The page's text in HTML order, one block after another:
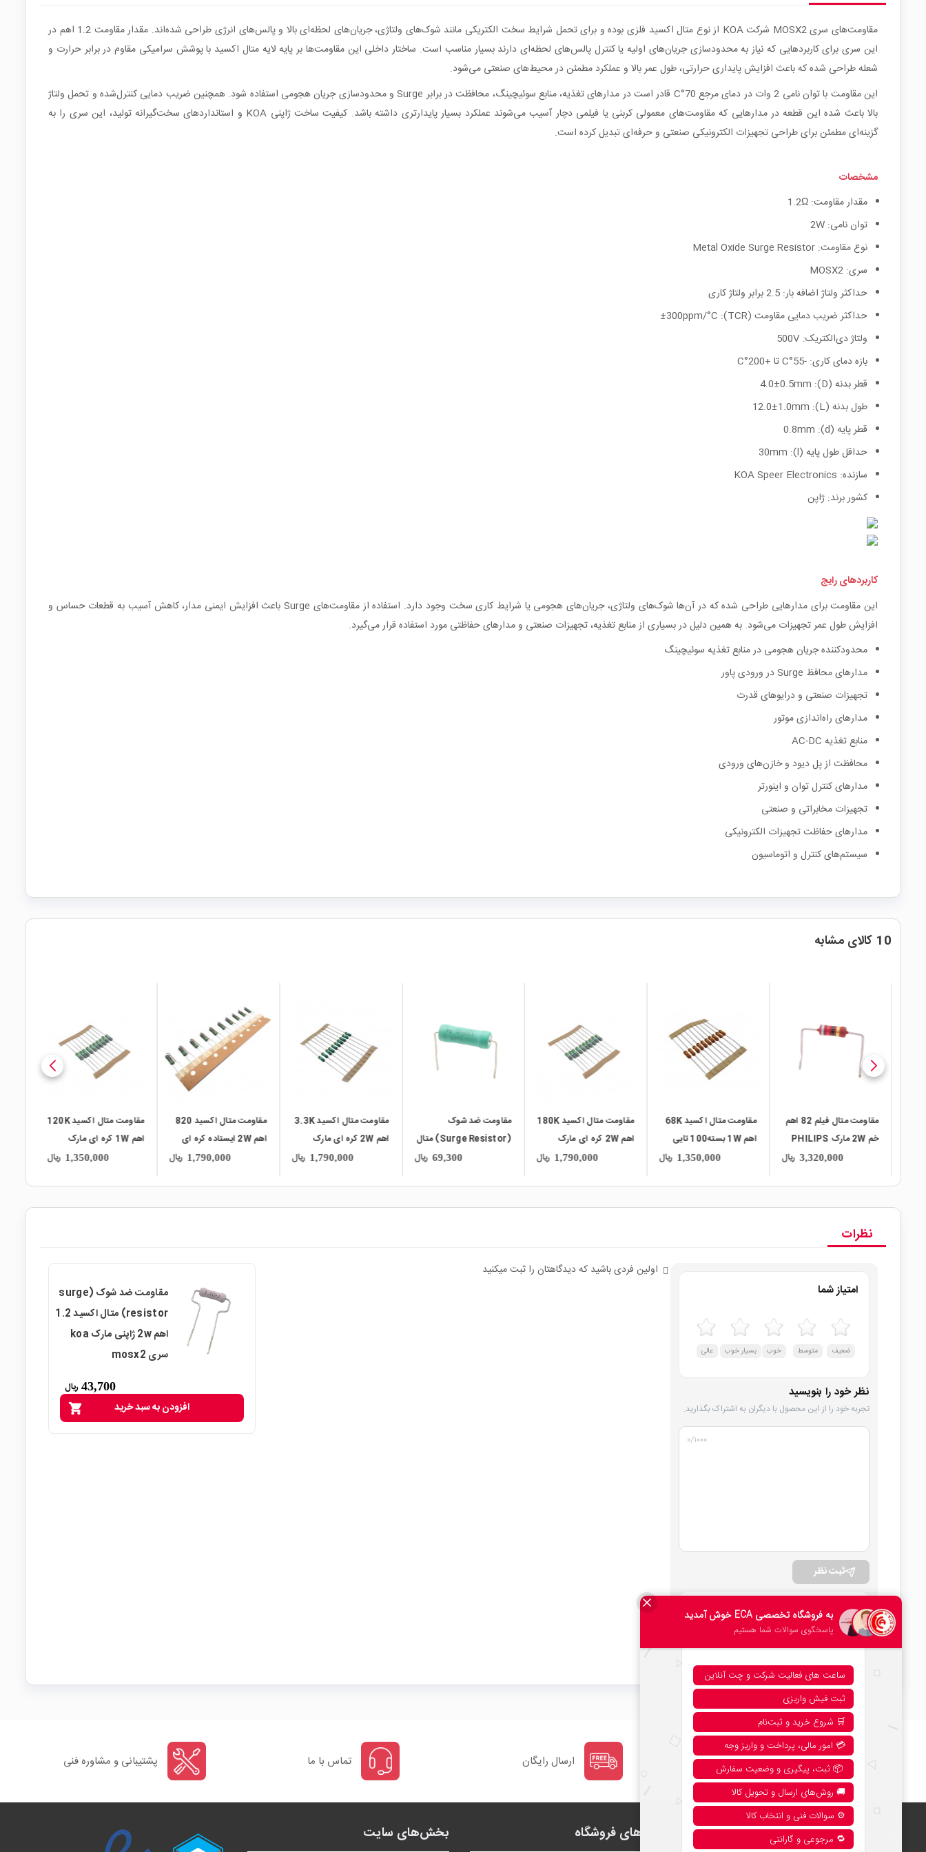
مقاومت‌های سری MOSX2 شرکت KOA از نوع متال اکسید فلزی بوده و برای تحمل شرایط سخت الکتریکی مانند شوک‌های ولتاژی، جریان‌های لحظه‌ای بالا و پالس‌های انرژی طراحی شده‌اند. مقدار مقاومت 1.2 اهم در
این سری برای کاربردهایی که نیاز به محدودسازی جریان‌های اولیه یا کنترل پالس‌های لحظه‌ای دارند بسیار مناسب است. ساختار داخلی این مقاومت‌ها بر پایه لایه متال اکسید با پوشش سرامیکی مقاوم در برابر حرارت و
شعله طراحی شده که باعث افزایش پایداری حرارتی، طول عمر بالا و عملکرد مطمئن در محیط‌های صنعتی می‌شود.
این مقاومت با توان نامی 2 وات در دمای مرجع 70°C قادر است در مدارهای تغذیه، منابع سوئیچینگ، محافظت در برابر Surge و محدودسازی جریان هجومی استفاده شود. همچنین ضریب دمایی کنترل‌شده و تحمل ولتاژ
بالا باعث شده این قطعه در مدارهایی که مقاومت‌های معمولی کربنی یا فیلمی دچار آسیب می‌شوند عملکرد بسیار پایدارتری داشته باشد. کیفیت ساخت ژاپنی KOA و استانداردهای سخت‌گیرانه تولید، این سری را به
گزینه‌ای مطمئن برای طراحی تجهیزات الکترونیکی صنعتی و حرفه‌ای تبدیل کرده است.
مشخصات
مقدار مقاومت: 1.2Ω
توان نامی: 2W
نوع مقاومت: Metal Oxide Surge Resistor
سری: MOSX2
حداکثر ولتاژ اضافه بار: 2.5 برابر ولتاژ کاری
حداکثر ضریب دمایی مقاومت (TCR): ±300ppm/°C
ولتاژ دی‌الکتریک: 500V
بازه دمای کاری: -55°C تا +200°C
قطر بدنه (D): 4.0±0.5mm
طول بدنه (L): 12.0±1.0mm
قطر پایه (d): 0.8mm
حداقل طول پایه (l): 30mm
سازنده: KOA Speer Electronics
کشور برند: ژاپن
کاربردهای رایج
این مقاومت برای مدارهایی طراحی شده که در آن‌ها شوک‌های ولتاژی، جریان‌های هجومی یا شرایط کاری سخت وجود دارد. استفاده از مقاومت‌های Surge باعث افزایش ایمنی مدار، کاهش آسیب به قطعات حساس و
افزایش طول عمر تجهیزات می‌شود. به همین دلیل در بسیاری از منابع تغذیه، تجهیزات صنعتی و مدارهای حفاظتی مورد استفاده قرار می‌گیرد.
محدودکننده جریان هجومی در منابع تغذیه سوئیچینگ
مدارهای محافظ Surge در ورودی پاور
تجهیزات صنعتی و درایوهای قدرت
مدارهای راه‌اندازی موتور
منابع تغذیه AC-DC
محافظت از پل دیود و خازن‌های ورودی
مدارهای کنترل توان و اینورتر
تجهیزات مخابراتی و صنعتی
مدارهای حفاظت تجهیزات الکترونیکی
سیستم‌های کنترل و اتوماسیون
10 کالای مشابه
مقاومت متال فیلم 82 اهم
خم 2W مارک PHILIPS
3,320,000 ریال
مقاومت متال اکسید 68K
اهم 1W بسته100 تایی
1,350,000 ریال
مقاومت متال اکسید 180K
اهم 2W کره ای مارک
ABCO سری MORS بسته1,790,000 ریال
مقاومت ضد شوک
(Surge Resistor) متال
اکسید 12 اهم 3W مارک69,300 ریال
مقاومت متال اکسید 3.3K
اهم 2W کره ای مارک
SMART سری RSD بسته1,790,000 ریال
مقاومت متال اکسید 820
اهم 2W ایستاده کره ای
مارک ABCO سری MORS1,790,000 ریال
مقاومت متال اکسید 120K
اهم 1W کره ای مارک
ABCO سری MORS بسته1,350,000 ریال
نظرات
امتیاز شما
ضعیف متوسط خوب بسیار خوب عالی
نظر خود را بنویسید
تجربه خود را از این محصول با دیگران به اشتراک بگذارید.
۰/۱۰۰۰
ثبت نظر
امتیاز کلی
۰ 0 دیدگاه
اولین فردی باشید که دیدگاهتان را ثبت میکنید
مقاومت ضد شوک (surge
resistor) متال اکسید 1.2
اهم 2w ژاپنی مارک koa
سری mosx2
43,700 ریال
shopping_cart افزودن به سبد خرید
نحوه خرید از فروشگاه ارسال رایگان تماس با ما پشتیبانی و مشاوره فنی
بخش‌های فروشگاه بخش‌های سایت